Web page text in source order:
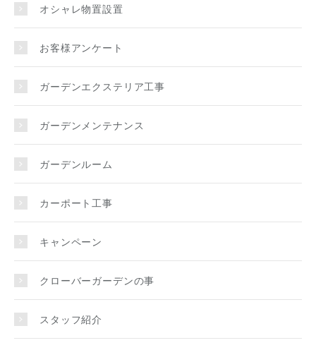
オシャレ物置設置
お客様アンケート
ガーデンエクステリア工事
ガーデンメンテナンス
ガーデンルーム
カーポート工事
キャンペーン
クローバーガーデンの事
スタッフ紹介